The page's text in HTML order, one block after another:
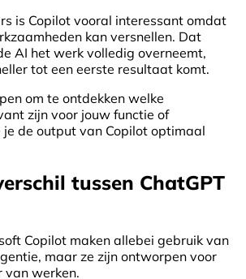
is Copilot vooral interessant omdat
kan versnellen. Dat
AI het werk volledig overneemt,
tot een eerste resultaat komt.
om te ontdekken welke
zijn voor jouw functie of
de output van Copilot optimaal
tussen ChatGPT
Copilot maken allebei gebruik van
maar ze zijn ontworpen voor
van werken.